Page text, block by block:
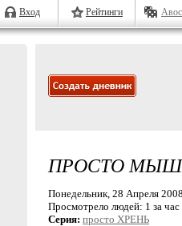
Вход Рейтинги
ПРОСТО
Понедельник, 28 Апреля
Просмотрело людей: 1 за
Серия: просто ХРЕНЬ